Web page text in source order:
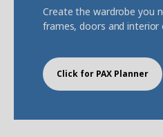
Create the wardrobe you
frames, doors and interior
Click for PAX Planner